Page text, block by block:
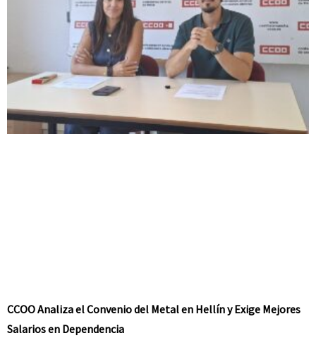
CCOO Analiza el Convenio del Metal en Hellín y Exige Mejores
Salarios en Dependencia